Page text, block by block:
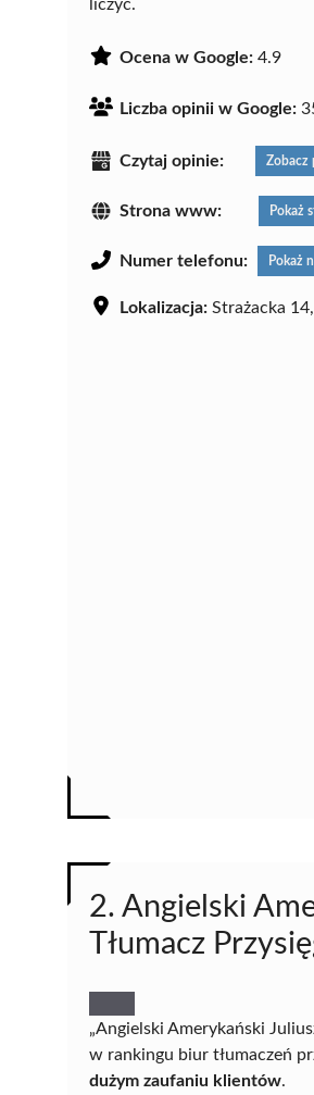
liczyć.
Ocena w Google: 4.9
Liczba opinii w Google:
Czytaj opinie: Zobacz
Strona www: Pokaż
Numer telefonu: Pokaż
Lokalizacja: Strażacka
2. Angielski
Tłumacz
„Angielski Amerykański
w rankingu biur tłumaczeń
dużym zaufaniu klientów.